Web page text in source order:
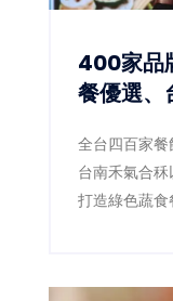
400家品牌激戰 禾
餐優選、
全台四百家餐
台南禾氣合
打造綠色蔬